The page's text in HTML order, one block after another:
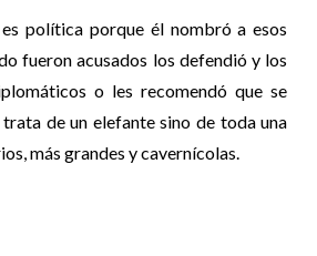
política porque él nombró a esos
fueron acusados los defendió y los
o les recomendó que se
de un elefante sino de toda una
más grandes y cavernícolas.